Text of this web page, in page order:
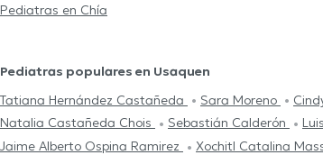
Pediatras en Chía
Pediatras populares en Usaquen
Tatiana Hernández Castañeda
Sara Moreno
Natalia Castañeda Chois
Sebastián Calderón
Jaime Alberto Ospina Ramirez
Xochitl Catalina